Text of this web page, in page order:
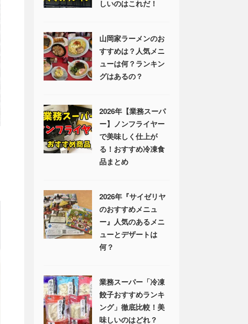
しいのはこれだ！
山岡家ラーメンのお
すすめは？人気メニ
ューは何？ランキン
グはあるの？
2026年【業務スーパ
ー】ノンフライヤー
で美味しく仕上が
る！おすすめ冷凍食
品まとめ
2026年『サイゼリヤ
のおすすめメニュ
ー』人気のあるメニ
ューとデザートは
何？
業務スーパー「冷凍
餃子おすすめランキ
ング」徹底比較！美
味しいのはどれ？